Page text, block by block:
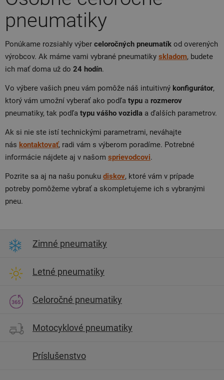
pneumatiky
Ponúkame rozsiahly výber celoročných pneumatík od overených
výrobcov. Ak máme vami vybrané pneumatiky skladom, budete
ich mať doma už do 24 hodín.
Vo výbere vašich pneu vám pomôže náš intuitivný konfigurátor,
ktorý vám umožní vyberať ako podľa typu a rozmerov
pneumatiky, tak podľa typu vášho vozidla a ďalších parametrov.
Ak si nie ste istí technickými parametrami, neváhajte
nás kontaktovať, radi vám s výberom poradíme. Potrebné
informácie nájdete aj v našom sprievodcovi.
Pozrite sa aj na našu ponuku diskov, ktoré vám v prípade
potreby pomôžeme vybrať a skompletujeme ich s vybranými
pneu.
Zimné pneumatiky
Letné pneumatiky
Celoročné pneumatiky
Motocyklové pneumatiky
Príslušenstvo